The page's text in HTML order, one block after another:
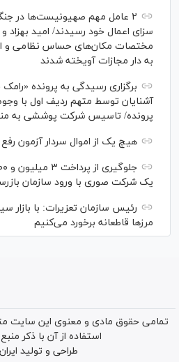
سزای اعمال خود رسیدند/ امید بهزاد
مختصات مکان‌های حساس نظامی و
به دار مجازات آویخته شدند
برگزاری رسیدگی به پرونده
آشنایان توسط متهم ردیف اول با
پرونده/ تاسیس شرکت پوششی به
هیچ یک از اموال سردار آزمون
یک شرکت صوری با ورود سازمان
رئیس سازمان تعزیرات: با بازار
مرز‌ها قاطعانه برخورد می‌کنیم
تمامی حقوق مادی و معنوی این سایت
استفاده از آن با ذکر
طراحی و تولید